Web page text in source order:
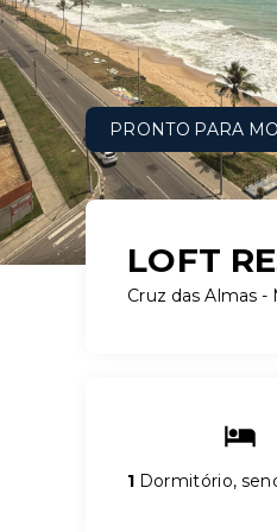
PRONTO PARA
LOFT
Cruz das Almas -
1 Dormitório,